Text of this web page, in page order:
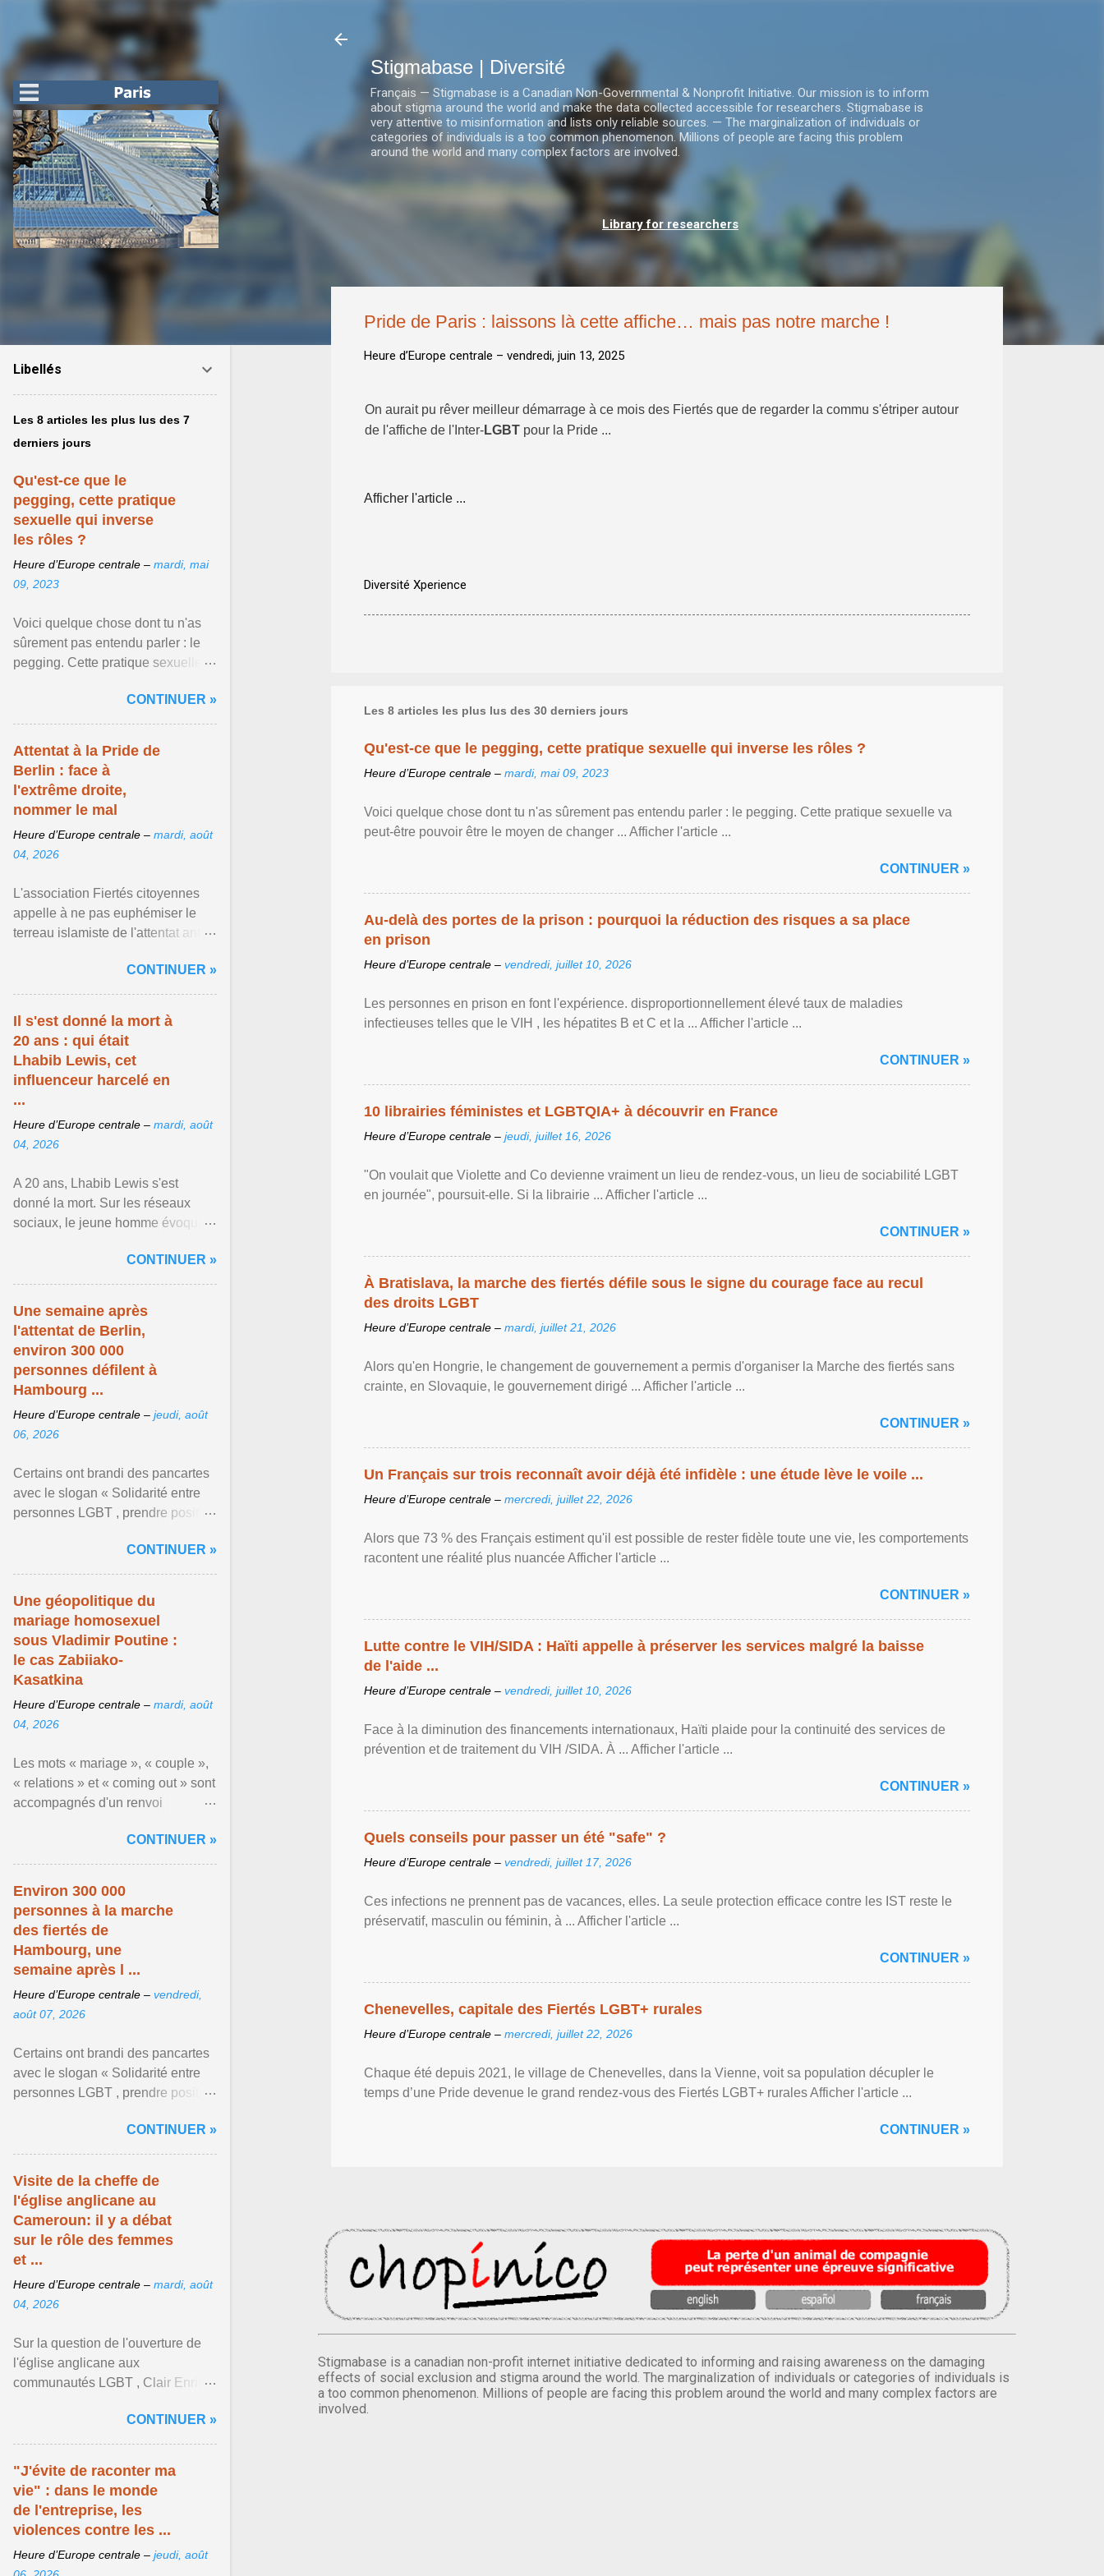
Stigmabase | Diversité
Français — Stigmabase is a Canadian Non-Governmental & Nonprofit Initiative. Our mission is to inform
about stigma around the world and make the data collected accessible for researchers. Stigmabase is
very attentive to misinformation and lists only reliable sources. — The marginalization of individuals or
categories of individuals is a too common phenomenon. Millions of people are facing this problem
around the world and many complex factors are involved.
Library for researchers
Pride de Paris : laissons là cette affiche… mais pas notre marche !
Heure d’Europe centrale – vendredi, juin 13, 2025
On aurait pu rêver meilleur démarrage à ce mois des Fiertés que de regarder la commu s'étriper autour
de l'affiche de l'Inter-LGBT pour la Pride ...
Afficher l'article ...
Diversité Xperience
Les 8 articles les plus lus des 30 derniers jours
Qu'est-ce que le pegging, cette pratique sexuelle qui inverse les rôles ?
Heure d’Europe centrale – mardi, mai 09, 2023
Voici quelque chose dont tu n'as sûrement pas entendu parler : le pegging. Cette pratique sexuelle va
peut-être pouvoir être le moyen de changer ... Afficher l'article ...
CONTINUER »
Au-delà des portes de la prison : pourquoi la réduction des risques a sa place
en prison
Heure d’Europe centrale – vendredi, juillet 10, 2026
Les personnes en prison en font l'expérience. disproportionnellement élevé taux de maladies
infectieuses telles que le VIH , les hépatites B et C et la ... Afficher l'article ...
CONTINUER »
10 librairies féministes et LGBTQIA+ à découvrir en France
Heure d’Europe centrale – jeudi, juillet 16, 2026
"On voulait que Violette and Co devienne vraiment un lieu de rendez-vous, un lieu de sociabilité LGBT
en journée", poursuit-elle. Si la librairie ... Afficher l'article ...
CONTINUER »
À Bratislava, la marche des fiertés défile sous le signe du courage face au recul
des droits LGBT
Heure d’Europe centrale – mardi, juillet 21, 2026
Alors qu'en Hongrie, le changement de gouvernement a permis d'organiser la Marche des fiertés sans
crainte, en Slovaquie, le gouvernement dirigé ... Afficher l'article ...
CONTINUER »
Un Français sur trois reconnaît avoir déjà été infidèle : une étude lève le voile ...
Heure d’Europe centrale – mercredi, juillet 22, 2026
Alors que 73 % des Français estiment qu'il est possible de rester fidèle toute une vie, les comportements
racontent une réalité plus nuancée Afficher l'article ...
CONTINUER »
Lutte contre le VIH/SIDA : Haïti appelle à préserver les services malgré la baisse
de l'aide ...
Heure d’Europe centrale – vendredi, juillet 10, 2026
Face à la diminution des financements internationaux, Haïti plaide pour la continuité des services de
prévention et de traitement du VIH /SIDA. À ... Afficher l'article ...
CONTINUER »
Quels conseils pour passer un été "safe" ?
Heure d’Europe centrale – vendredi, juillet 17, 2026
Ces infections ne prennent pas de vacances, elles. La seule protection efficace contre les IST reste le
préservatif, masculin ou féminin, à ... Afficher l'article ...
CONTINUER »
Chenevelles, capitale des Fiertés LGBT+ rurales
Heure d’Europe centrale – mercredi, juillet 22, 2026
Chaque été depuis 2021, le village de Chenevelles, dans la Vienne, voit sa population décupler le
temps d’une Pride devenue le grand rendez-vous des Fiertés LGBT+ rurales Afficher l'article ...
CONTINUER »
Stigmabase is a canadian non-profit internet initiative dedicated to informing and raising awareness on the damaging
effects of social exclusion and stigma around the world. The marginalization of individuals or categories of individuals is
a too common phenomenon. Millions of people are facing this problem around the world and many complex factors are
involved.
Libellés
Les 8 articles les plus lus des 7
derniers jours
Qu'est-ce que le
pegging, cette pratique
sexuelle qui inverse
les rôles ?
Heure d’Europe centrale – mardi, mai
09, 2023
Voici quelque chose dont tu n'as
sûrement pas entendu parler : le
pegging. Cette pratique sexuelle
de changer ... Afficher l'article ...
CONTINUER »
Attentat à la Pride de
Berlin : face à
l'extrême droite,
nommer le mal
Heure d’Europe centrale – mardi, août
04, 2026
L'association Fiertés citoyennes
appelle à ne pas euphémiser le
terreau islamiste de l'attentat anti-
de Berlin ... Afficher l'article ...
CONTINUER »
Il s'est donné la mort à
20 ans : qui était
Lhabib Lewis, cet
influenceur harcelé en
...
Heure d’Europe centrale – mardi, août
04, 2026
A 20 ans, Lhabib Lewis s'est
donné la mort. Sur les réseaux
sociaux, le jeune homme évoquait
santé mentale, sa sexualité et
Afficher l'article ...
CONTINUER »
Une semaine après
l'attentat de Berlin,
environ 300 000
personnes défilent à
Hambourg ...
Heure d’Europe centrale – jeudi, août
06, 2026
Certains ont brandi des pancartes
avec le slogan « Solidarité entre
personnes LGBT , prendre position
raison de l ... Afficher l'article ...
CONTINUER »
Une géopolitique du
mariage homosexuel
sous Vladimir Poutine :
le cas Zabiiako-
Kasatkina
Heure d’Europe centrale – mardi, août
04, 2026
Les mots « mariage », « couple »,
« relations » et « coming out » sont
accompagnés d'un renvoi
mouvement LGBT ... Afficher
l'article ...
CONTINUER »
Environ 300 000
personnes à la marche
des fiertés de
Hambourg, une
semaine après l ...
Heure d’Europe centrale – vendredi,
août 07, 2026
Certains ont brandi des pancartes
avec le slogan « Solidarité entre
personnes LGBT , prendre position
organisateurs ... Afficher l'article ...
CONTINUER »
Visite de la cheffe de
l'église anglicane au
Cameroun: il y a débat
sur le rôle des femmes
et ...
Heure d’Europe centrale – mardi, août
04, 2026
Sur la question de l'ouverture de
l'église anglicane aux
communautés LGBT , Clair Enrick
une position tranchée. Afficher
l'article ...
CONTINUER »
"J'évite de raconter ma
vie" : dans le monde
de l'entreprise, les
violences contre les ...
Heure d’Europe centrale – jeudi, août